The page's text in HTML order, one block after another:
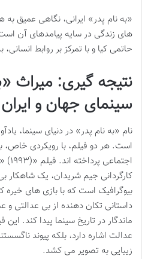
«به نام پدر» ایرانی، نگاهی عمیق
های زندگی در سایه پیامدهای آن
حاتمی کیا و با تمرکز بر روابط
نتیجه گیری: میراث
سینمای جهان و ایران
نام «به نام پدر» در دنیای سینما،
است. هر دو فیلم، با رویکردی خاص،
کارگردانی جیم شریدان، یک شاهکار
بیوگرافیک است که با بازی های خیره
داستانی تکان دهنده از بی عدالتی
ماندگار در تاریخ سینما پیدا کند.
عدالت اشاره دارد، بلکه پیوند
زیبایی به تصویر می کشد.